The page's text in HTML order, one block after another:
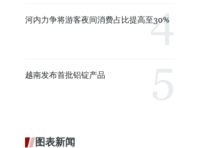
河内力争将游客夜间消费占比提高至30%
越南发布首批铝锭产品
图表新闻